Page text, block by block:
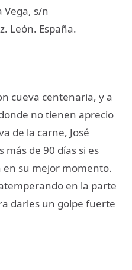
Vega, s/n
León. España.
cueva centenaria, y a
no tienen aprecio
de la carne, José
más de 90 días si es
en su mejor momento.
en la parte
darles un golpe fuerte